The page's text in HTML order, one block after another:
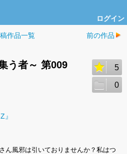
ログイン
作品一覧
前の作品
う者～ 第009
5
0
』
ん風邪は引いておりませんか？私はつ